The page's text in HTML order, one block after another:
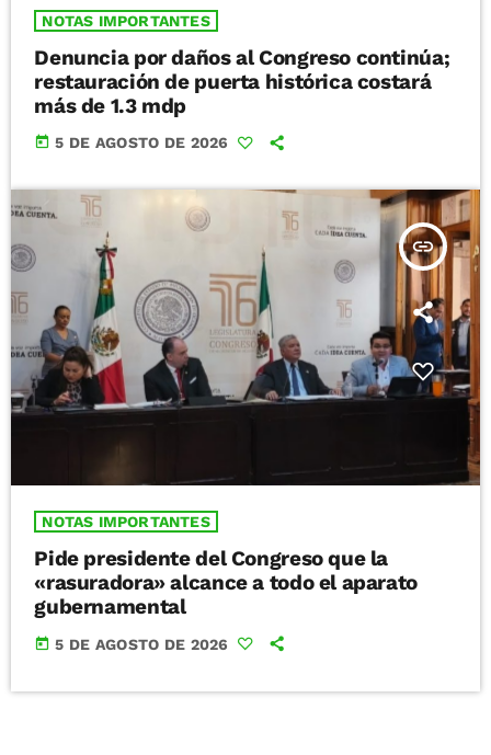
NOTAS IMPORTANTES
Denuncia por daños al Congreso continúa;
restauración de puerta histórica costará
más de 1.3 mdp
today 5 DE AGOSTO DE 2026
insert_link
NOTAS IMPORTANTES
Pide presidente del Congreso que la
«rasuradora» alcance a todo el aparato
gubernamental
today 5 DE AGOSTO DE 2026